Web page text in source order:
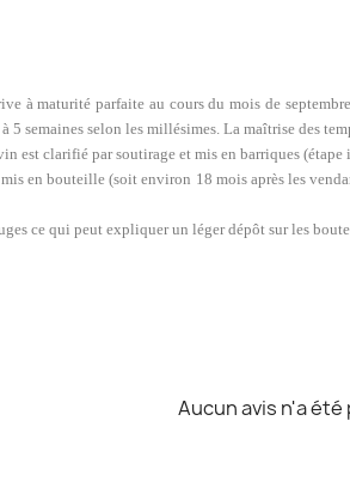
à maturité parfaite au cours du mois de
5 semaines selon les millésimes. La maîtrise des
est clarifié par soutirage et mis en barriques
en bouteille (soit environ 18 mois après les
ce qui peut expliquer un léger dépôt sur les
Aucun avis n'a